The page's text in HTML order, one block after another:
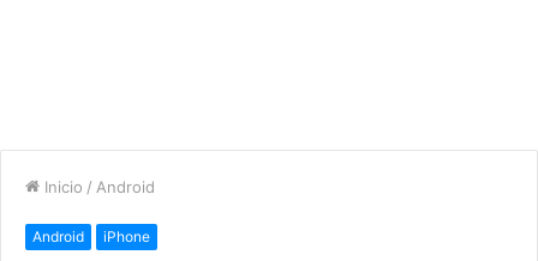
Inicio / Android
Android iPhone